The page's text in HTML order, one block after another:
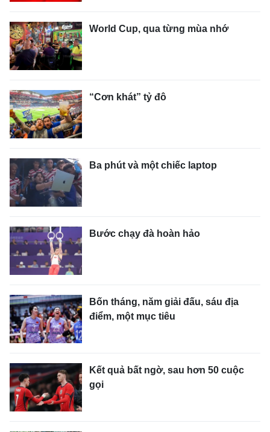
World Cup, qua từng mùa nhớ
“Cơn khát” tỷ đô
Ba phút và một chiếc laptop
Bước chạy đà hoàn hảo
Bốn tháng, năm giải đấu, sáu địa
điểm, một mục tiêu
Kết quả bất ngờ, sau hơn 50 cuộc
gọi